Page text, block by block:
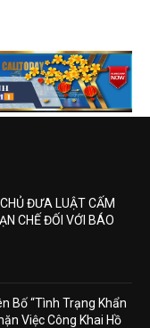
ĐƯA LUẬT CẤM
CHẾ ĐỐI VỚI BÁO
Bố “Tình Trạng Khẩn
Việc Công Khai Hồ